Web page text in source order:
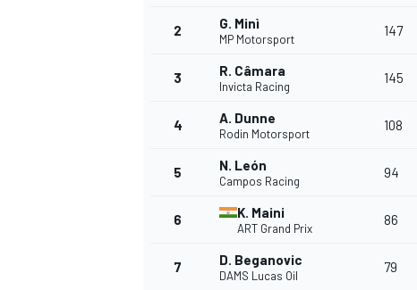
WORLD SUPERBIKE
2 G. Minì
MP Motorsport
147
3 R. Câmara
Invicta Racing
145
4 A. Dunne
Rodin Motorsport
108
5 N. León
Campos Racing
94
6 K. Maini
ART Grand Prix
86
7 D. Beganovic
DAMS Lucas Oil
79